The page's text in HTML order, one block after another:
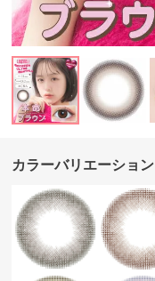
カラーバリエーション